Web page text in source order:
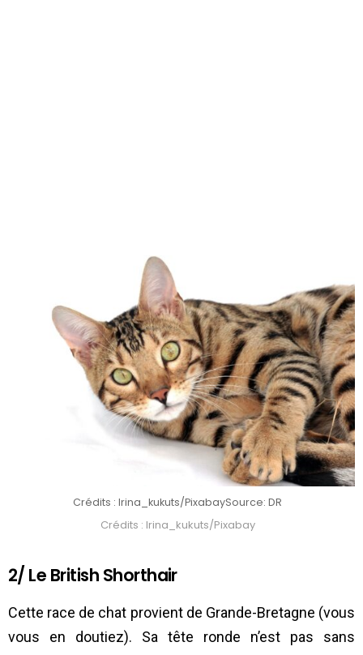
Crédits : Irina_kukuts/PixabaySource: DR
Crédits : Irina_kukuts/Pixabay
2/ Le British Shorthair
Cette race de chat provient de Grande-Bretagne (vous
vous en doutiez). Sa tête ronde n’est pas sans